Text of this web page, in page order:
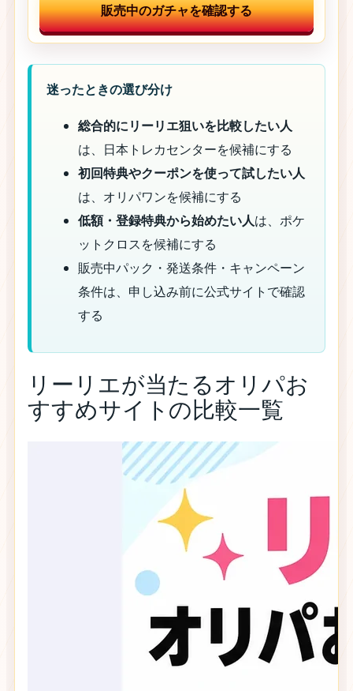
販売中のガチャを確認する
迷ったときの選び分け
総合的にリーリエ狙いを比較したい人
は、日本トレカセンターを候補にする
初回特典やクーポンを使って試したい人
は、オリパワンを候補にする
低額・登録特典から始めたい人は、ポケ
ットクロスを候補にする
販売中パック・発送条件・キャンペーン
条件は、申し込み前に公式サイトで確認
する
リーリエが当たるオリパお
すすめサイトの比較一覧